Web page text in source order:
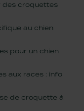
des croquettes
au chien
pour un chien
aux races : info
de croquette à